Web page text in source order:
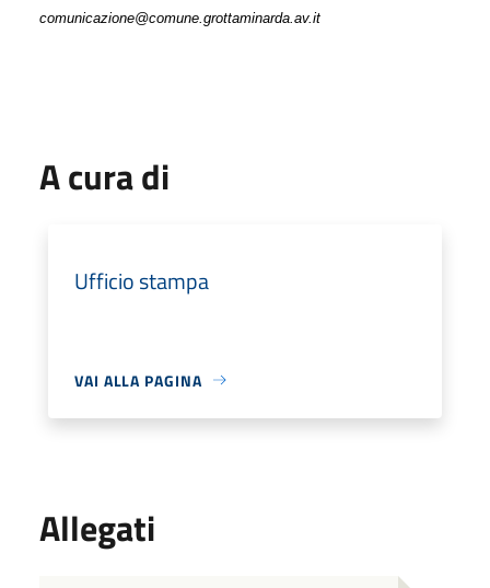
comunicazione@comune.grottaminarda.av.it
A cura di
Ufficio stampa
VAI ALLA PAGINA
Allegati